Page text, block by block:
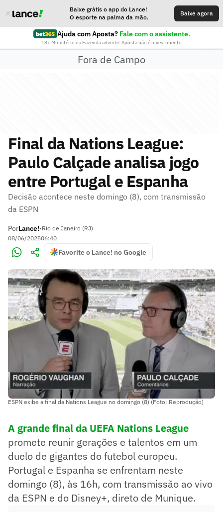
Baixe grátis o app do Lance!
O esporte na palma da mão.
Baixe agora
Ajuda com Aposta? Fale com o assistente.
18+ Ministério da Fazenda adverte: Aposta não é investimento
Fora de Campo
Final da Nations League:
Paulo Calçade analisa jogo
entre Portugal e Espanha
Decisão acontece neste domingo (8), com transmissão
da ESPN
PorLance!•Rio de Janeiro (RJ)
08/06/202506:40
Favorite o Lance! no Google
ESPN exibe a final da Nations League no domingo (8) (Foto: Reprodução)
A grande final da UEFA Nations League
promete reunir gerações e talentos em um
duelo de gigantes do futebol europeu.
Portugal e Espanha se enfrentam neste
domingo (8), às 16h, com transmissão ao vivo
da ESPN e do Disney+, direto de Munique.